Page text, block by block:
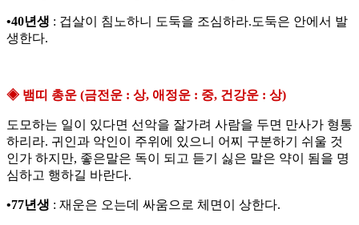
•40년생 : 겁살이 침노하니 도둑을 조심하라.도둑은 안에서 발
생한다.
◈ 뱀띠 총운 (금전운 : 상, 애정운 : 중, 건강운 : 상)
도모하는 일이 있다면 선악을 잘가려 사람을 두면 만사가 형통
하리라. 귀인과 악인이 주위에 있으니 어찌 구분하기 쉬울 것
인가 하지만, 좋은말은 독이 되고 듣기 싫은 말은 약이 됨을 명
심하고 행하길 바란다.
•77년생 : 재운은 오는데 싸움으로 체면이 상한다.